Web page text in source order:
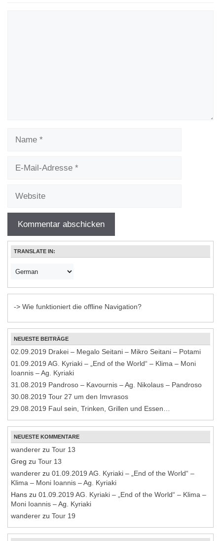
Mail-
TRANSLATE IN:
-> Wie funktioniert die offline Navigation?
NEUESTE BEITRÄGE
02.09.2019 Drakei – Megalo Seitani – Mikro Seitani – Potami
01.09.2019 AG. Kyriaki – „End of the World“ – Klima – Moni
Ioannis – Ag. Kyriaki
31.08.2019 Pandroso – Kavournis – Ag. Nikolaus – Pandroso
30.08.2019 Tour 27 um den Imvrasos
29.08.2019 Faul sein, Trinken, Grillen und Essen…
NEUESTE KOMMENTARE
wanderer zu Tour 13
Greg zu Tour 13
wanderer zu 01.09.2019 AG. Kyriaki – „End of the World“ –
Klima – Moni Ioannis – Ag. Kyriaki
Hans zu 01.09.2019 AG. Kyriaki – „End of the World“ – Klima –
Moni Ioannis – Ag. Kyriaki
wanderer zu Tour 19